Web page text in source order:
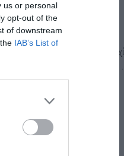
us or personal
opt-out of the
of downstream
IAB’s List of
απολύτως δεκτά τα
την εμπειρία στην πρακτική